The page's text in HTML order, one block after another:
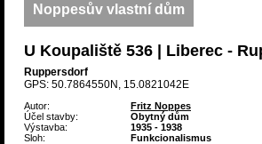
Noppesův vlastní dům
U Koupaliště 536 | Liberec -
Ruppersdorf
GPS: 50.7864550N, 15.0821042E
Autor:
Fritz Noppes
Účel stavby:
Obytný dům
Výstavba:
1935 - 1938
Sloh:
Funkcionalismus